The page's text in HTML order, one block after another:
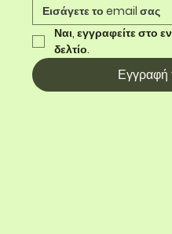
Ναι, εγγραφείτε στο
δελτίο.
Εγγραφή